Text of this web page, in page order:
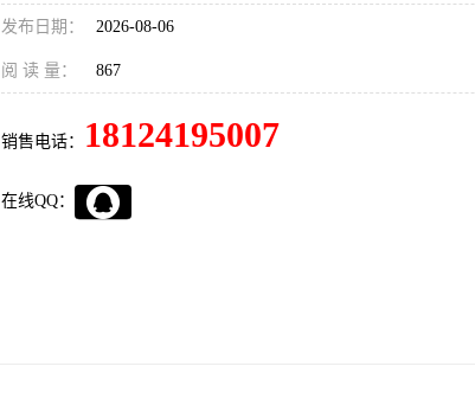
发布日期： 2026-08-06
阅 读 量： 867
销售电话： 18124195007
在线QQ：